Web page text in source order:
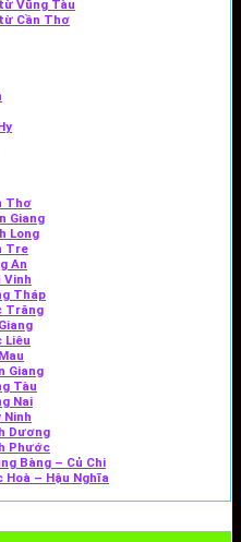
Vũng Tàu
Cần Thơ
Thơ
Giang
Long
Tre
An
Tháp
Trăng
Liêu
Giang
Tàu
Nai
Dương
Phước
Bàng – Củ Chi
– Hậu Nghĩa